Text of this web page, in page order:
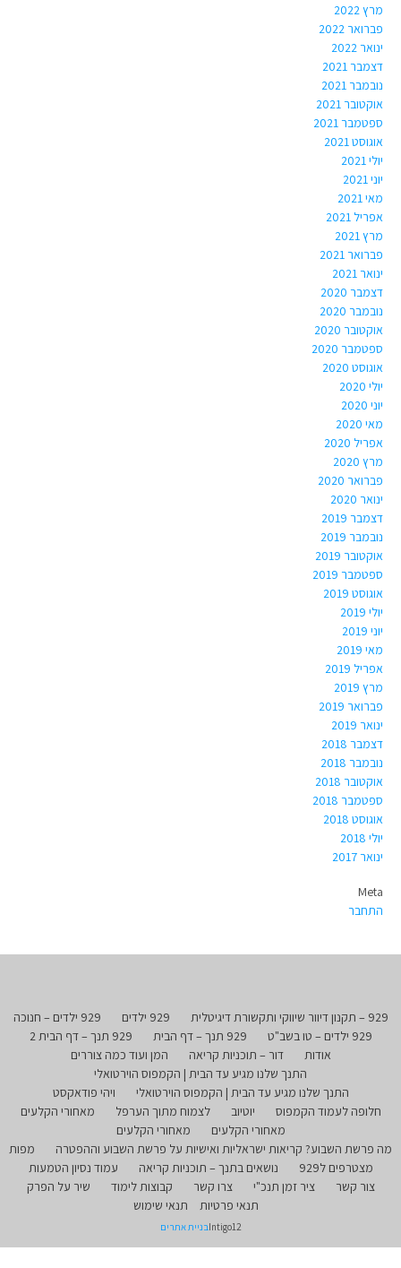
מרץ 2022
פברואר 2022
ינואר 2022
דצמבר 2021
נובמבר 2021
אוקטובר 2021
ספטמבר 2021
אוגוסט 2021
יולי 2021
יוני 2021
מאי 2021
אפריל 2021
מרץ 2021
פברואר 2021
ינואר 2021
דצמבר 2020
נובמבר 2020
אוקטובר 2020
ספטמבר 2020
אוגוסט 2020
יולי 2020
יוני 2020
מאי 2020
אפריל 2020
מרץ 2020
פברואר 2020
ינואר 2020
דצמבר 2019
נובמבר 2019
אוקטובר 2019
ספטמבר 2019
אוגוסט 2019
יולי 2019
יוני 2019
מאי 2019
אפריל 2019
מרץ 2019
פברואר 2019
ינואר 2019
דצמבר 2018
נובמבר 2018
אוקטובר 2018
ספטמבר 2018
אוגוסט 2018
יולי 2018
ינואר 2017
Meta
התחבר
929 – תקנון דיוור שיווקי ותקשורת דיגיטלית 929 ילדים
929 ילדים – חנוכה
929 ילדים – טו בשב"ט
929 תנך – דף הבית
929 תנך – דף הבית 2
אודות
דור – תוכניות קריאה
המן ועוד כמה צוררים
התנך שלנו מגיע עד הבית | הקמפוס הוירטואלי
התנך שלנו מגיע עד הבית | הקמפוס הוירטואלי
ויהי פודאקסט
חלופה לעמוד הקמפוס
יוטיוב לצמוח מתוך הערפל
מאחורי הקלעים
מאחורי הקלעים
מאחורי הקלעים
מה פרשת השבוע? קריאות ישראליות ואישיות על פרשת השבוע וההפטרה
מפות
מצטרפים ל929
נושאים בתנך – תוכניות קריאה
עמוד נסיון הטמעות
צור קשר
ציר זמן תנכ"י צרו קשר קבוצות לימוד
שיר על הפרק
תנאי פרטיות
תנאי שימוש
Intigo12בניית אתרים